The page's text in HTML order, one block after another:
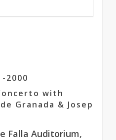
-2000
with
Granada & Josep
Falla Auditorium,